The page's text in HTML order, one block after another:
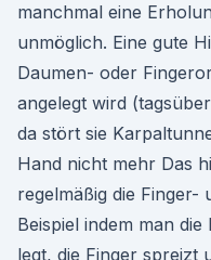
manchmal eine
unmöglich. Eine gute
Daumen- oder
angelegt wird
da stört sie
Hand nicht mehr Das
regelmäßig die Finger-
Beispiel indem man
legt, die Finger spreizt